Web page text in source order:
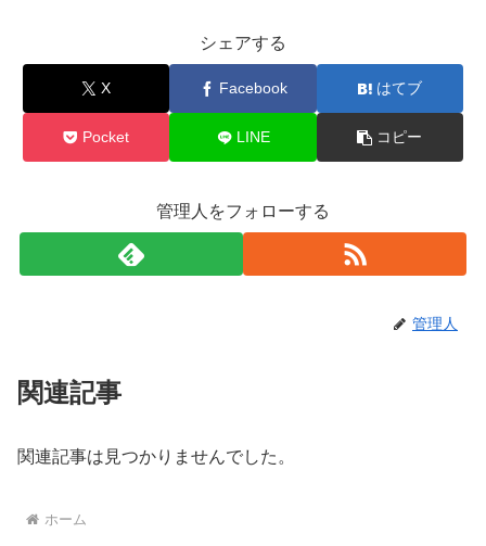
シェアする
X Facebook はてブ
Pocket LINE コピー
管理人をフォローする
管理人
関連記事
関連記事は見つかりませんでした。
ホーム